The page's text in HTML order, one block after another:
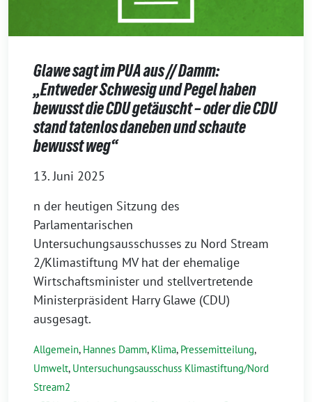
Glawe sagt im PUA aus // Damm:
„Entweder Schwesig und Pegel haben
bewusst die CDU getäuscht – oder die CDU
stand tatenlos daneben und schaute
bewusst weg“
13. Juni 2025
n der heutigen Sitzung des
Parlamentarischen
Untersuchungsausschusses zu Nord Stream
2/Klimastiftung MV hat der ehemalige
Wirtschaftsminister und stellvertretende
Ministerpräsident Harry Glawe (CDU)
ausgesagt.
Allgemein, Hannes Damm, Klima, Pressemitteilung,
Umwelt, Untersuchungsausschuss Klimastiftung/Nord
Stream2